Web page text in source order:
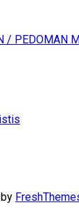
/ PEDOMAN